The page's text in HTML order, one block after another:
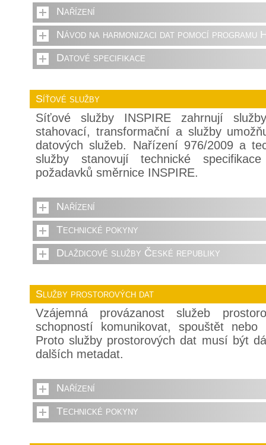
Nařízení
Návod na harmonizaci dat pomocí programu
Datové specifikace
Síťové služby
Síťové služby INSPIRE zahrnují
stahovací, transformační a služby
datových služeb. Nařízení 976/2009 a
služby stanovují technické
požadavků směrnice INSPIRE.
Nařízení
Technické pokyny
Dlaždicové služby České republiky
Služby prostorových dat
Vzájemná provázanost služeb
schopností komunikovat, spouštět
Proto služby prostorových dat musí být
dalších metadat.
Nařízení
Technické pokyny